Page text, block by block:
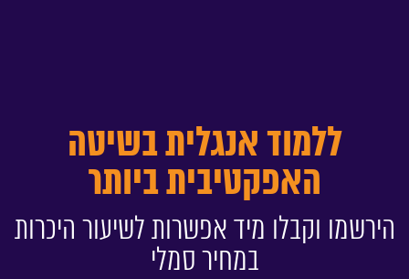
ללמוד אנגלית בשיטה
האפקטיבית ביותר
הירשמו וקבלו מיד אפשרות לשיעור היכרות
במחיר סמלי